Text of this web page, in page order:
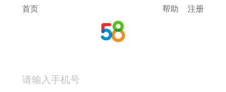
首页 帮助 注册